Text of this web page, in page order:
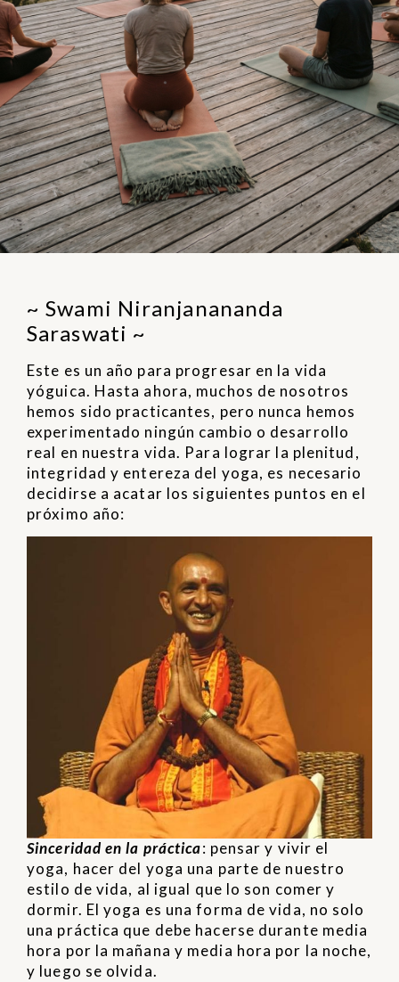
~ Swami Niranjanananda
Saraswati ~
Este es un año para progresar en la vida
yóguica. Hasta ahora, muchos de nosotros
hemos sido practicantes, pero nunca hemos
experimentado ningún cambio o desarrollo
real en nuestra vida. Para lograr la plenitud,
integridad y entereza del yoga, es necesario
decidirse a acatar los siguientes puntos en el
próximo año:
Sinceridad en la práctica: pensar y vivir el
yoga, hacer del yoga una parte de nuestro
estilo de vida, al igual que lo son comer y
dormir. El yoga es una forma de vida, no solo
una práctica que debe hacerse durante media
hora por la mañana y media hora por la noche,
y luego se olvida.